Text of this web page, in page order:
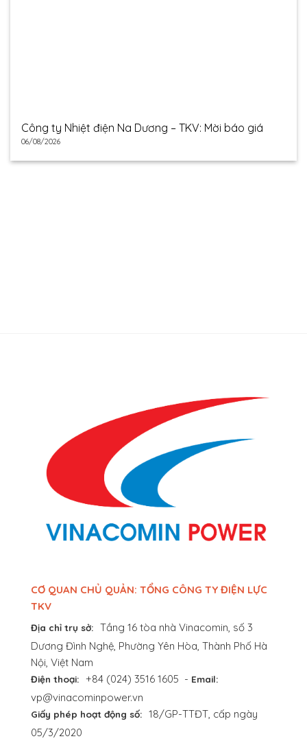
Công ty Nhiệt điện Na Dương – TKV: Mời báo giá
06/08/2026
CƠ QUAN CHỦ QUẢN: TỔNG CÔNG TY ĐIỆN LỰC
TKV
Địa chỉ trụ sở: Tầng 16 tòa nhà Vinacomin, số 3
Dương Đình Nghệ, Phường Yên Hòa, Thành Phố Hà
Nội, Việt Nam
Điện thoại: +84 (024) 3516 1605 - Email:
vp@vinacominpower.vn
Giấy phép hoạt động số: 18/GP-TTĐT, cấp ngày
05/3/2020